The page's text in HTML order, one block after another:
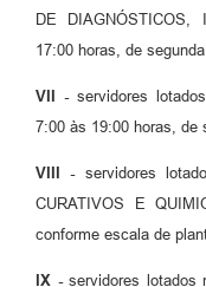
DE
17:00 horas, de
VII -servidores
7:00 às 19:00 horas, de
VIII - servidores
CURATIVOS E
conforme escala de
IX - servidores lotados